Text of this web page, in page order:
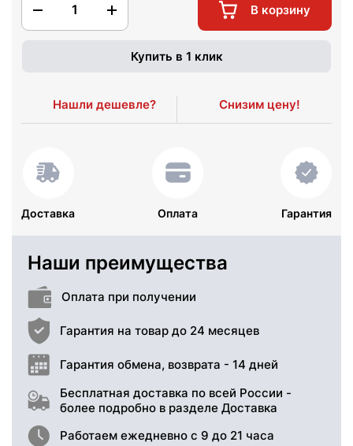
1 В корзину
Купить в 1 клик
Нашли дешевле? Снизим цену!
Доставка Оплата Гарантия
Наши преимущества
Оплата при получении
Гарантия на товар до 24 месяцев
Гарантия обмена, возврата - 14 дней
Бесплатная доставка по всей России -
более подробно в разделе Доставка
Работаем ежедневно с 9 до 21 часа